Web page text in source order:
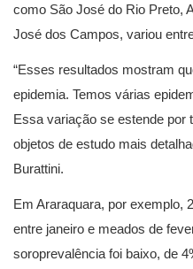
como São José do Rio Preto,
José dos Campos, variou
“Esses resultados mostram
epidemia. Temos várias
Essa variação se estende por
objetos de estudo mais
Burattini.
Em Araraquara, por exemplo,
entre janeiro e meados de
soroprevalência foi baixo, de